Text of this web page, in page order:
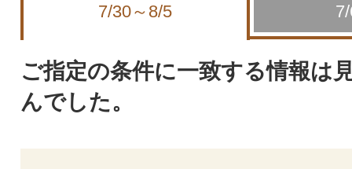
7/30～8/5
ご指定の条件に一致する情報は
んでした。